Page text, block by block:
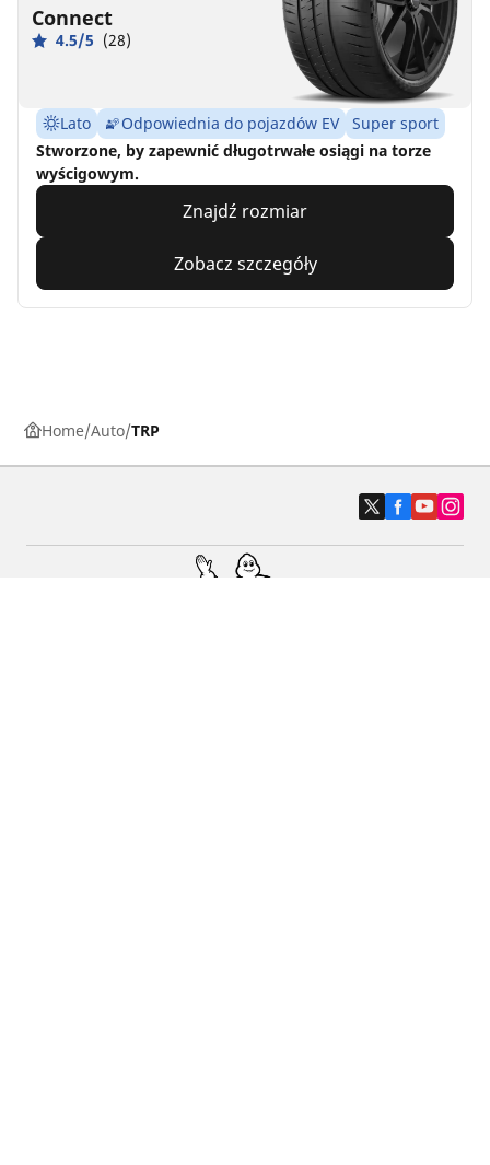
Connect
4.5/5 (28)
Lato Odpowiednia do pojazdów EV
Super sport
Stworzone, by zapewnić długotrwałe osiągi na torze
wyścigowym.
Znajdź rozmiar
Zobacz szczegóły
Home Auto TRP